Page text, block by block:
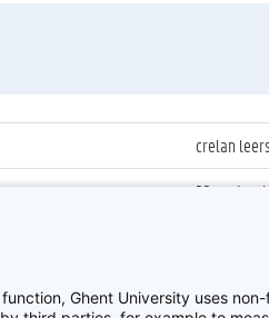
crelan
22
Ghent University uses